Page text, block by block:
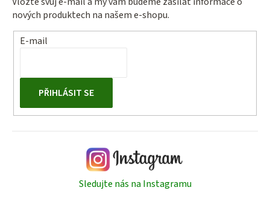
nových produktech na našem e-shopu.
E-mail
PŘIHLÁSIT SE
Sledujte nás na Instagramu